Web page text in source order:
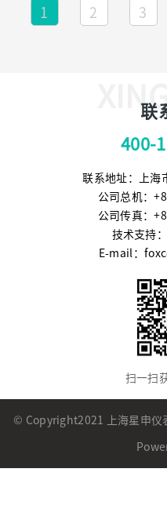
1 2 3
联
400-
联系地址：上海
公司总机：
公司传真：
技术支持
E-mail：
扫一扫
© Copyright2021 上海星申仪